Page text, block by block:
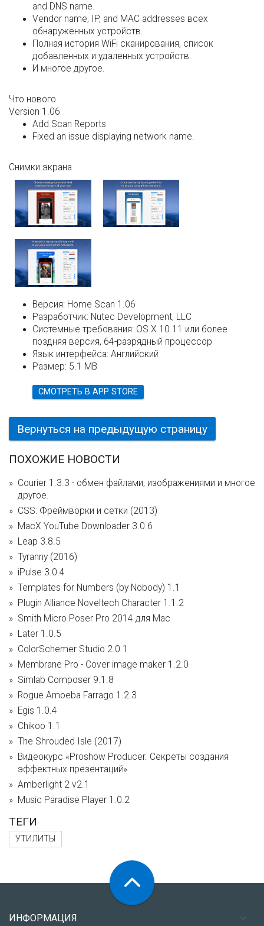
and DNS name.
Vendor name, IP, and MAC addresses всех
обнаруженных устройств.
Полная история WiFi сканирования, список
добавленных и удаленных устройств.
И многое другое.
Что нового
Version 1.06
Add Scan Reports
Fixed an issue displaying network name.
Снимки экрана
Версия: Home Scan 1.06
Разработчик: Nutec Development, LLC
Системные требования: OS X 10.11 или более
поздняя версия, 64-разрядный процессор
Язык интерфейса: Английский
Размер: 5.1 MB
СМОТРЕТЬ В APP STORE
Вернуться на предыдущую страницу
ПОХОЖИЕ НОВОСТИ
Courier 1.3.3 - обмен файлами, изображениями и многое
другое.
CSS: Фреймворки и сетки (2013)
MacX YouTube Downloader 3.0.6
Leap 3.8.5
Tyranny (2016)
iPulse 3.0.4
Templates for Numbers (by Nobody) 1.1
Plugin Alliance Noveltech Character 1.1.2
Smith Micro Poser Pro 2014 для Mac
Later 1.0.5
ColorSchemer Studio 2.0.1
Membrane Pro - Cover image maker 1.2.0
Simlab Composer 9.1.8
Rogue Amoeba Farrago 1.2.3
Egis 1.0.4
Chikoo 1.1
The Shrouded Isle (2017)
Видеокурс «Proshow Producer. Секреты создания
эффектных презентаций»
Amberlight 2 v2.1
Music Paradise Player 1.0.2
ТЕГИ
УТИЛИТЫ
ИНФОРМАЦИЯ